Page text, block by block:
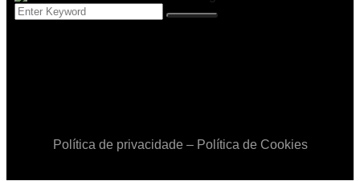
Política de privacidade– Política de Cookies